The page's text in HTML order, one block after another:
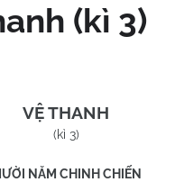
(kì 3)
VỆ THANH
(kì 3)
NĂM CHINH CHIẾN